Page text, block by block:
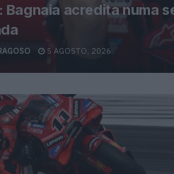
Bagnaia acredita numa
5 AGOSTO, 2026